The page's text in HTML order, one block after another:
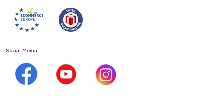
Social Media